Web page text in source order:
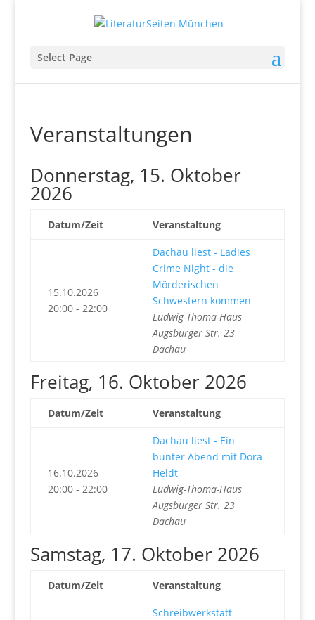
Select Page
Veranstaltungen
Donnerstag, 15. Oktober
2026
Datum/Zeit Veranstaltung
15.10.2026
20:00 - 22:00
Dachau liest - Ladies
Crime Night - die
Mörderischen
Schwestern kommen
Ludwig-Thoma-Haus
Augsburger Str. 23
Dachau
Freitag, 16. Oktober 2026
Datum/Zeit Veranstaltung
16.10.2026
20:00 - 22:00
Dachau liest - Ein
bunter Abend mit Dora
Heldt
Ludwig-Thoma-Haus
Augsburger Str. 23
Dachau
Samstag, 17. Oktober 2026
Datum/Zeit Veranstaltung
Schreibwerkstatt